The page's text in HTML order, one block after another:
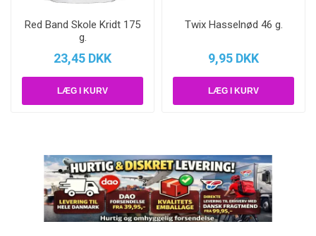
Red Band Skole Kridt 175
g.
23,45 DKK
Twix Hasselnød 46 g.
9,95 DKK